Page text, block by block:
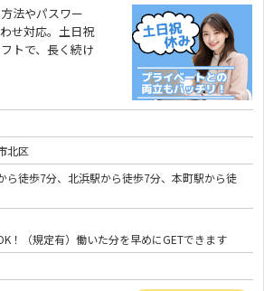
法やパスワー
せ対応。土日祝
トで、長く続け
北区
ら徒歩7分、北浜駅から徒歩7分、本町駅から徒
！（規定有）働いた分を早めにGETできます